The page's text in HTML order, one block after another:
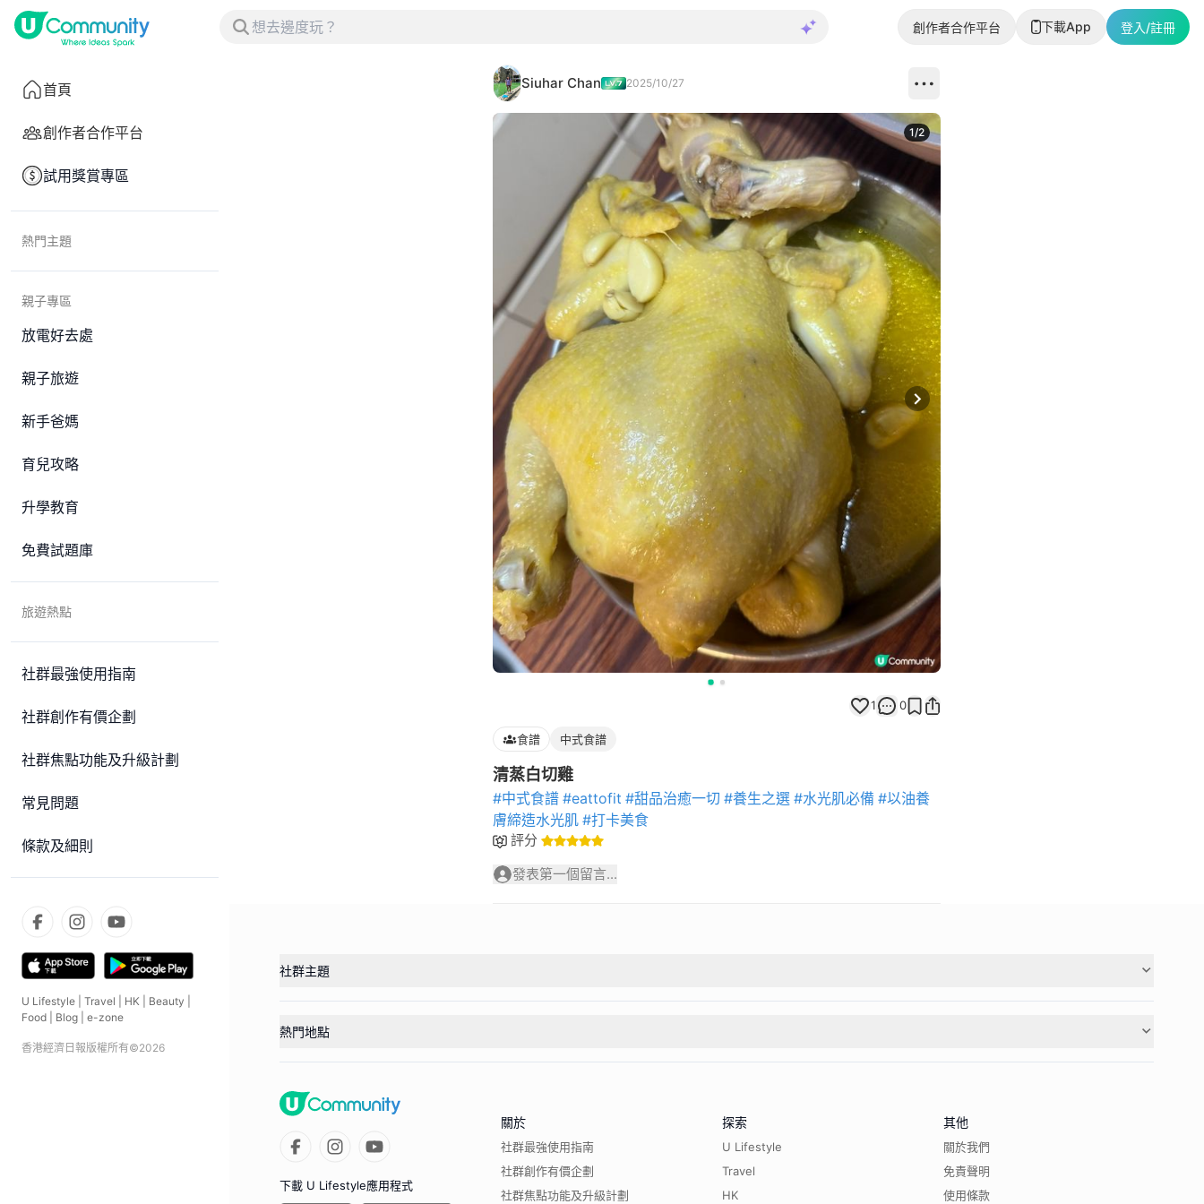
創作者合作平台 下載App 登入/註冊
首頁
創作者合作平台
試用獎賞專區
熱門主題
親子專區
放電好去處
親子旅遊
新手爸媽
育兒攻略
升學教育
免費試題庫
旅遊熱點
社群最強使用指南
社群創作有價企劃
社群焦點功能及升級計劃
常見問題
條款及細則
U Lifestyle Travel HK Beauty
Food
Blog e-zone
香港經濟日報版權所有©2026
Siuhar Chan 2025/10/27
Next slide
1/2
1 0
食譜 中式食譜
清蒸白切雞
#中式食譜 #eattofit #甜品治癒一切 #養生之選 #水光肌必備 #以油養
膚締造水光肌 #打卡美食
評分
發表第一個留言...
社群主題
熱門地點
下載 U Lifestyle應用程式
關於
社群最強使用指南
社群創作有價企劃
社群焦點功能及升級計劃
探索
U Lifestyle
Travel
HK
其他
關於我們
免責聲明
使用條款